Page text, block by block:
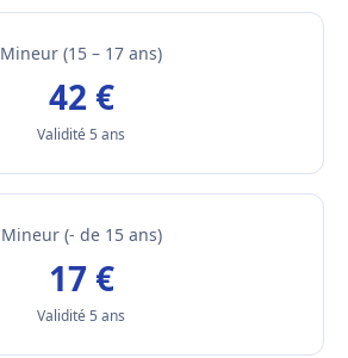
Mineur (15 – 17 ans)
42 €
Validité 5 ans
Mineur (- de 15 ans)
17 €
Validité 5 ans